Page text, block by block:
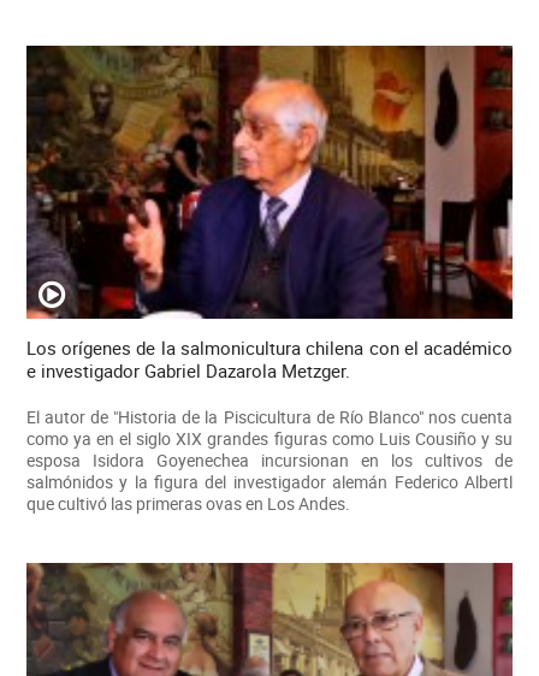
Los orígenes de la salmonicultura chilena con el académico
e investigador Gabriel Dazarola Metzger.
El autor de "Historia de la Piscicultura de Río Blanco" nos cuenta
como ya en el siglo XIX grandes figuras como Luis Cousiño y su
esposa Isidora Goyenechea incursionan en los cultivos de
salmónidos y la figura del investigador alemán Federico Albertl
que cultivó las primeras ovas en Los Andes.